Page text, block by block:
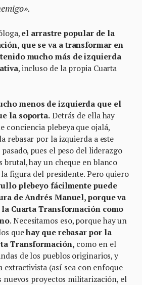
el arrastre popular de la
que se va a transformar en
mucho más de izquierda
, incluso de la propia Cuarta
menos de izquierda que el
la soporta. Detrás de ella hay
conciencia plebeya que ojalá,
rebasar por la izquierda a este
pues el peso del liderazgo
brutal, hay un cheque en blanco
figura del presidente. Pero quiero
plebeyo fácilmente puede
de Andrés Manuel, porque va
Cuarta Transformación como
. Necesitamos eso, porque hay un
quehay que rebasar por la
Transformación, como en el
de los pueblos originarios, y
(así sea con enfoque
nuevos proyectos militarización, el